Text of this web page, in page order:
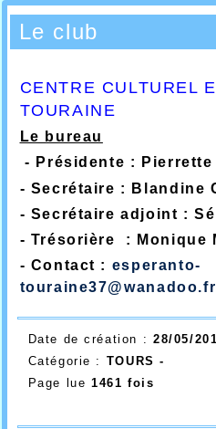
Le club
CENTRE CULTUREL
TOURAINE
Le bureau
- Présidente : Pierrette
- Secrétaire : Blandine
- Secrétaire adjoint :
- Trésorière : Monique
- Contact : esperanto-
touraine37@wanadoo.fr
Date de création : 28/05/
Catégorie : TOURS -
Page lue 1461 fois